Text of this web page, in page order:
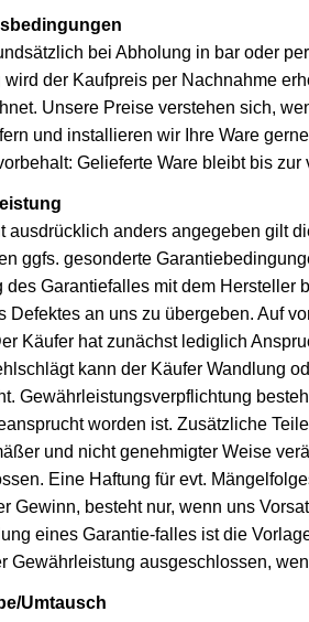
bei Abholung in bar oder
wird der Kaufpreis per Nachnahme
Unsere Preise verstehen sich,
und installieren wir Ihre Ware
Gelieferte Ware bleibt bis
ausdrücklich anders angegeben gilt
ggfs. gesonderte
des Garantiefalles mit dem Hersteller
Defektes an uns zu übergeben. Auf
Käufer hat zunächst lediglich
kann der Käufer Wandlung
Gewährleistungsverpflichtung
worden ist. Zusätzliche
und nicht genehmigter Weise
Eine Haftung für evt.
Gewinn, besteht nur, wenn uns
eines Garantie-falles ist die
Gewährleistung ausgeschlossen,
Umtausch